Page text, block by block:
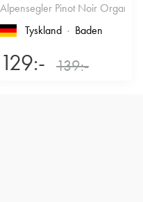
Alpensegler Pinot Noir Organic
Tyskland
Baden
129:- 139:-